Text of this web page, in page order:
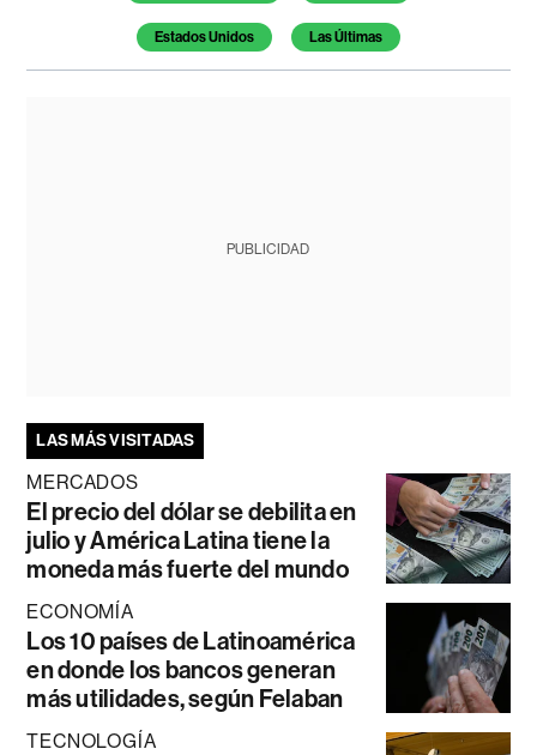
Estados Unidos Las Últimas
PUBLICIDAD
LAS MÁS VISITADAS
MERCADOS
El precio del dólar se debilita en
julio y América Latina tiene la
moneda más fuerte del mundo
ECONOMÍA
Los 10 países de Latinoamérica
en donde los bancos generan
más utilidades, según Felaban
TECNOLOGÍA